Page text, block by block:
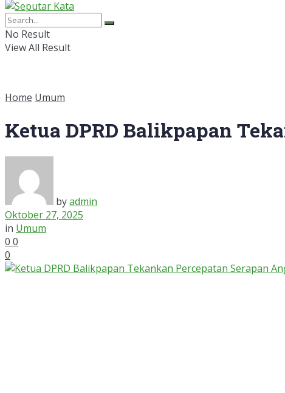
No Result
View All Result
Home Umum
Ketua DPRD Balikpapan
byadmin
Oktober 27, 2025
in Umum
0 0
0